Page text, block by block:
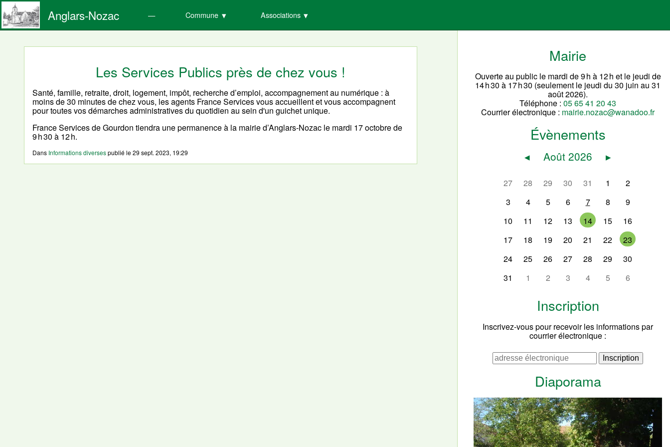
Anglars-Nozac Commune Associations
Les Services Publics près de chez vous !
Santé, famille, retraite, droit, logement, impôt, recherche d’emploi, accompagnement au numérique : à
moins de 30 minutes de chez vous, les agents France Services vous accueillent et vous accompagnent
pour toutes vos démarches administratives du quotidien au sein d'un guichet unique.
France Services de Gourdon tiendra une permanence à la mairie d’Anglars-Nozac le mardi 17 octobre de
9 h 30 à 12 h.
Dans Informations diversespublié le29 sept. 2023, 19:29
Mairie
Ouverte au public le mardi de 9 h à 12 h et le jeudi de
14 h 30 à 17 h 30 (seulement le jeudi du 30 juin au 31
août 2026).
Téléphone :05 65 41 20 43
Courrier électronique : mairie.nozac@wanadoo.fr
Évènements
◂ Août 2026 ▸
27 28 29 30 31 1
2
3
4 5 6 7 8
9
10
11 12 13 14 15
16
17
18 19 20 21 22
23
24
25 26 27 28 29
30
31
1 2 3 4 5 6
Inscription
Inscrivez-vous pour recevoir les informations par
courrier électronique :
Diaporama